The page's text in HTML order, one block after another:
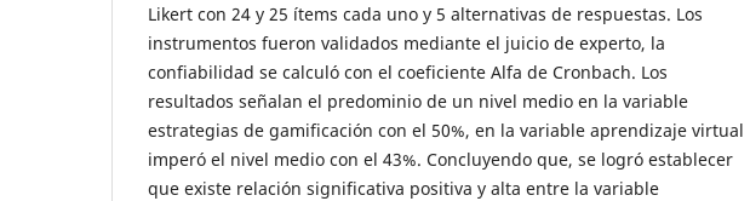
Likert con 24 y 25 ítems cada uno y 5 alternativas de respuestas. Los
instrumentos fueron validados mediante el juicio de experto, la
confiabilidad se calculó con el coeficiente Alfa de Cronbach. Los
resultados señalan el predominio de un nivel medio en la variable
estrategias de gamificación con el 50%, en la variable aprendizaje virtual
imperó el nivel medio con el 43%. Concluyendo que, se logró establecer
que existe relación significativa positiva y alta entre la variable